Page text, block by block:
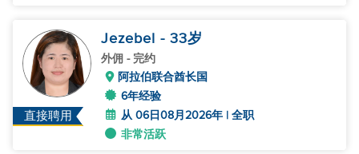
直接聘用
Jezebel - 33岁
外佣 - 完约
阿拉伯联合酋长国
6年经验
从 06日08月2026年 | 全职
非常活跃